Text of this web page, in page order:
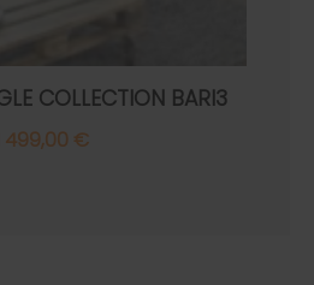
COLLECTION BARI3
499,00 €